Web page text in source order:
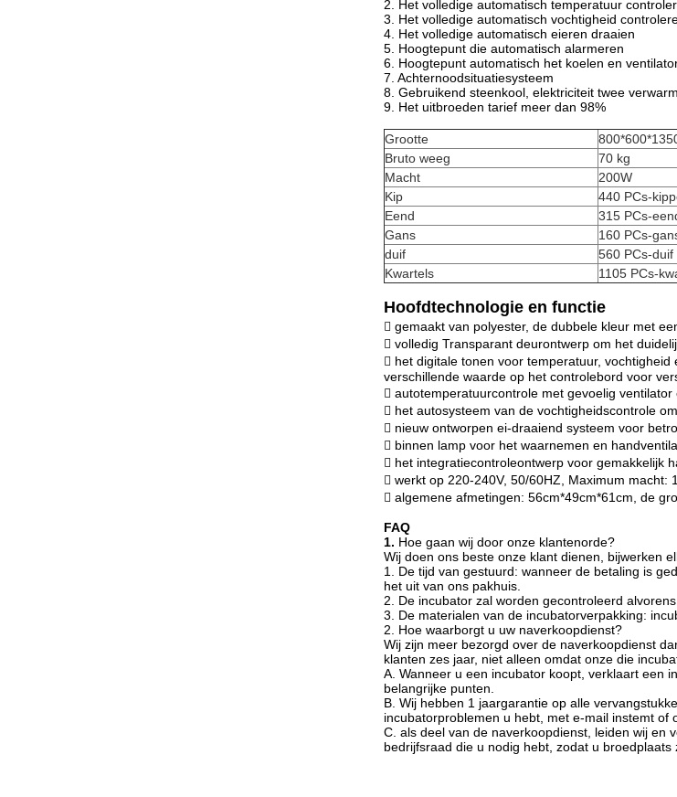
2. Het volledige automatisch temperatuur
3. Het volledige automatisch vochtigheid
4. Het volledige automatisch eieren draaien
5. Hoogtepunt die automatisch alarmeren
6. Hoogtepunt automatisch het koelen en
7. Achternoodsituatiesysteem
8. Gebruikend steenkool, elektriciteit twee
9. Het uitbroeden tarief meer dan 98%
Grootte
Bruto weeg
70 kg
Macht
200W
Kip
440 PCs-
Eend
315 PCs-
Gans
160 PCs-
duif
560 PCs-duif
Kwartels
1105 PCs-
Hoofdtechnologie en functie
 gemaakt van polyester, de dubbele kleur met
 volledig Transparant deurontwerp om het
 het digitale tonen voor temperatuur,
verschillende waarde op het controlebord voor
 autotemperatuurcontrole met gevoelig
 het autosysteem van de vochtigheidscontrole
 nieuw ontworpen ei-draaiend systeem voor
 binnen lamp voor het waarnemen en
 het integratiecontroleontwerp voor gemakkelijk
 werkt op 220-240V, 50/60HZ, Maximum macht:
 algemene afmetingen: 56cm*49cm*61cm, de
FAQ
1. Hoe gaan wij door onze klantenorde?
Wij doen ons beste onze klant dienen, bijwerken
1. De tijd van gestuurd: wanneer de betaling is
het uit van ons pakhuis.
2. De incubator zal worden gecontroleerd
3. De materialen van de incubatorverpakking:
2. Hoe waarborgt u uw naverkoopdienst?
Wij zijn meer bezorgd over de naverkoopdienst
klanten zes jaar, niet alleen omdat onze die
A. Wanneer u een incubator koopt, verklaart een
belangrijke punten.
B. Wij hebben 1 jaargarantie op alle
incubatorproblemen u hebt, met e-mail instemt
C. als deel van de naverkoopdienst, leiden wij en
bedrijfsraad die u nodig hebt, zodat u broedplaats